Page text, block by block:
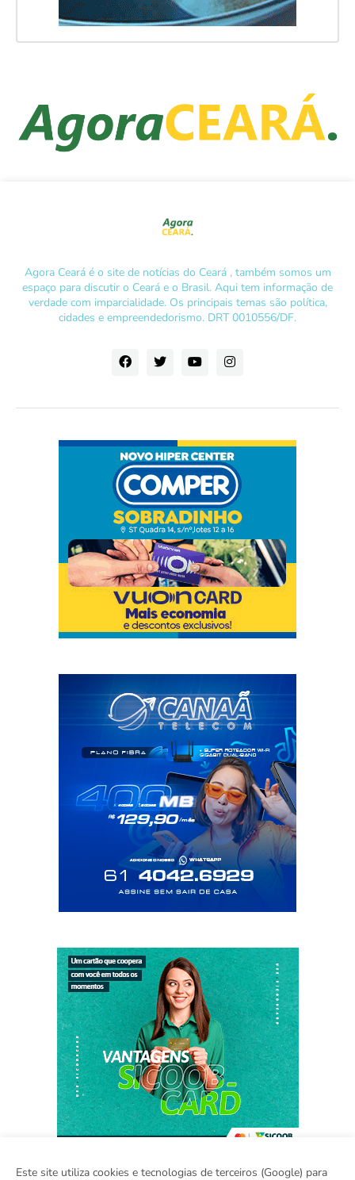
Agora Ceará é o site de notícias do Ceará , também somos um
espaço para discutir o Ceará e o Brasil. Aqui tem informação de
verdade com imparcialidade. Os principais temas são política,
cidades e empreendedorismo. DRT 0010556/DF.
Este site utiliza cookies e tecnologias de terceiros (Google) para